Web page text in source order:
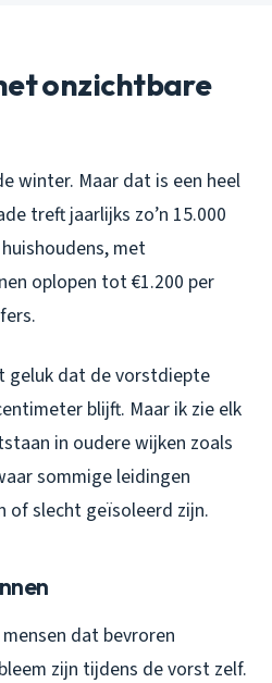
onzichtbare
winter. Maar dat is een heel
treft jaarlijks zo’n 15.000
met
oplopen tot €1.200 per
geluk dat de vorstdiepte
blijft. Maar ik zie elk
in oudere wijken zoals
sommige leidingen
of slecht geïsoleerd zijn.
dat bevroren
zijn tijdens de vorst zelf.